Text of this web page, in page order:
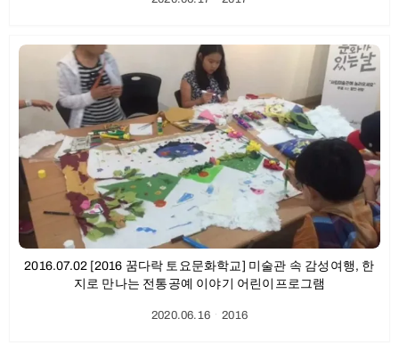
2016.07.02 [2016 꿈다락 토요문화학교] 미술관 속 감성여행, 한
지로 만나는 전통공예 이야기 어린이프로그램
2020.06.16ㆍ2016